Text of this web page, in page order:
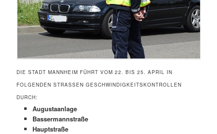
DIE STADT MANNHEIM FÜHRT VOM 22. BIS 25. APRIL IN
FOLGENDEN STRASSEN GESCHWINDIGKEITSKONTROLLEN D
URCH:
Augustaanlage
Bassermannstraße
Hauptstraße